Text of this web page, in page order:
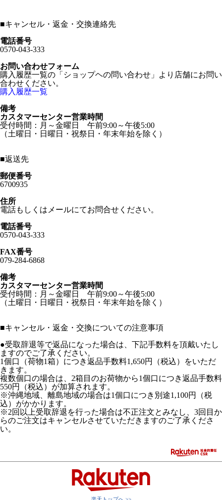
■キャンセル・返金・交換連絡先
電話番号
0570-043-333
お問い合わせフォーム
購入履歴一覧の「ショップヘの問い合わせ」より店舗にお問い
合わせください。
購入履歴一覧
備考
カスタマーセンター営業時間
受付時間：月～金曜日 午前9:00～午後5:00
（土曜日・日曜日・祝祭日・年末年始を除く）
■返送先
郵便番号
6700935
住所
電話もしくはメールにてお問合せください。
電話番号
0570-043-333
FAX番号
079-284-6868
備考
カスタマーセンター営業時間
受付時間：月～金曜日 午前9:00～午後5:00
（土曜日・日曜日・祝祭日・年末年始を除く）
■キャンセル・返金・交換についての注意事項
●受取辞退等で返品になった場合は、下記手数料を頂戴いたし
ますのでご了承ください。
1個口（荷物1箱）につき返品手数料1,650円（税込）をいただ
きます。
複数個口の場合は、2箱目のお荷物から1個口につき返品手数料
550円（税込）が加算されます。
※沖縄地域、離島地域の場合は1個口につき別途1,100円（税
込）がかかります。
※2回以上受取辞退を行った場合は不正注文とみなし、3回目か
らのご注文はキャンセルさせていただきますのご了承くださ
い。